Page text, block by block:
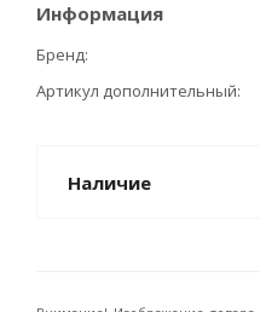
Информация
Бренд
Артикул дополнительный
Наличие